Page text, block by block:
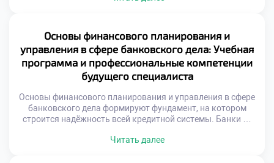
функционировать в рыночной среде. Одним из главных
преимуществ банковской системы является её […]
Основы финансового планирования и
управления в сфере банковского дела: Учебная
программа и профессиональные компетенции
будущего специалиста
Основы финансового планирования и управления в сфере
банковского дела формируют фундамент, на котором
строится надёжность всей кредитной системы. Банки —
капитала, принимают решения, влияющие на экономику
Читать далее